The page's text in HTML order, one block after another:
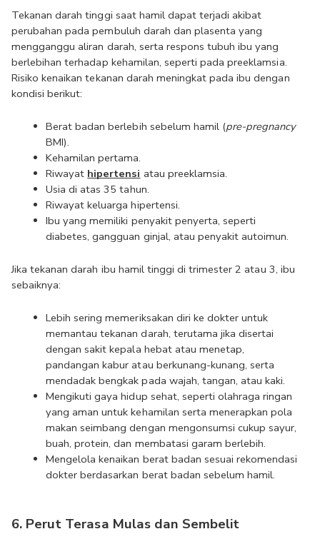
Tekanan darah tinggi saat hamil dapat terjadi akibat
perubahan pada pembuluh darah dan plasenta yang
mengganggu aliran darah, serta respons tubuh ibu yang
berlebihan terhadap kehamilan, seperti pada preeklamsia.
Risiko kenaikan tekanan darah meningkat pada ibu dengan
kondisi berikut:
Berat badan berlebih sebelum hamil (
pre-pregnancy
BMI).
Kehamilan pertama.
Riwayat hipertensi atau preeklamsia.
Usia di atas 35 tahun.
Riwayat keluarga hipertensi.
Ibu yang memiliki penyakit penyerta, seperti
diabetes, gangguan ginjal, atau penyakit autoimun.
Jika tekanan darah ibu hamil tinggi di trimester 2 atau 3, ibu
sebaiknya:
Lebih sering memeriksakan diri ke dokter untuk
memantau tekanan darah, terutama jika disertai
dengan sakit kepala hebat atau menetap,
pandangan kabur atau berkunang-kunang, serta
mendadak bengkak pada wajah, tangan, atau kaki.
Mengikuti gaya hidup sehat, seperti olahraga ringan
yang aman untuk kehamilan serta menerapkan pola
makan seimbang dengan mengonsumsi cukup sayur,
buah, protein, dan membatasi garam berlebih.
Mengelola kenaikan berat badan sesuai rekomendasi
dokter berdasarkan berat badan sebelum hamil.
6. Perut Terasa Mulas dan Sembelit